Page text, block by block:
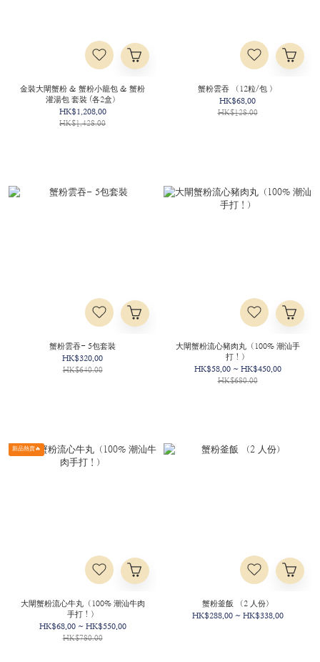
金裝大閘蟹粉 & 蟹粉小籠包 & 蟹粉
灌湯包 套裝 (各2盒）
HK$1,208.00
HK$1,428.00
蟹粉雲吞 （12粒/包 ）
HK$68.00
HK$128.00
蟹粉雲吞- 5包套裝
HK$320.00
HK$640.00
大閘蟹粉流心豬肉丸（100% 潮汕手
打！）
HK$58.00 ~ HK$450.00
HK$680.00
新品熱賣🔥
大閘蟹粉流心牛丸（100% 潮汕牛肉
手打！）
HK$68.00 ~ HK$550.00
HK$780.00
蟹粉釜飯 （2 人份）
HK$288.00 ~ HK$338.00